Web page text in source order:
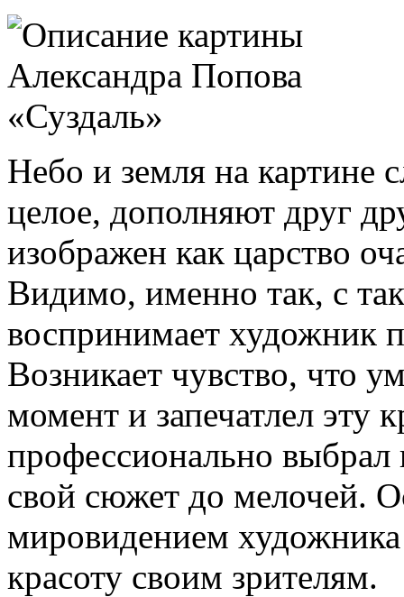
Небо и земля на картине
целое, дополняют друг
изображен как царство
Видимо, именно так, с
воспринимает художник
Возникает чувство, что
момент и запечатлел эту
профессионально
свой сюжет до мелочей.
мировидением
красоту своим зрителям.